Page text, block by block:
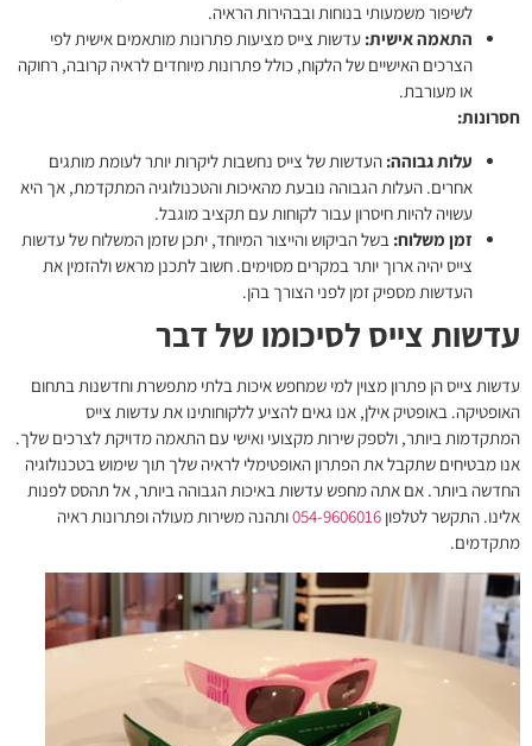
לשיפור משמעותי בנוחות ובבהירות הראיה.
התאמה אישית: עדשות צייס מציעות פתרונות מותאמים אישית לפי
הצרכים האישיים של הלקוח, כולל פתרונות מיוחדים לראיה קרובה, רחוקה
או מעורבת.
חסרונות:
עלות גבוהה: העדשות של צייס נחשבות ליקרות יותר לעומת מותגים
אחרים. העלות הגבוהה נובעת מהאיכות והטכנולוגיה המתקדמת, אך היא
עשויה להיות חיסרון עבור לקוחות עם תקציב מוגבל.
זמן משלוח: בשל הביקוש והייצור המיוחד, יתכן שזמן המשלוח של עדשות
צייס יהיה ארוך יותר במקרים מסוימים. חשוב לתכנן מראש ולהזמין את
העדשות מספיק זמן לפני הצורך בהן.
עדשות צייס לסיכומו של דבר
עדשות צייסהן פתרון מצוין למי שמחפש איכות בלתי מתפשרת וחדשנות בתחום
האופטיקה. באופטיק אילן, אנו גאים להציע ללקוחותינו את עדשות צייס
המתקדמות ביותר, ולספק שירות מקצועי ואישי עם התאמה מדויקת לצרכים שלך.
אנו מבטיחים שתקבל את הפתרון האופטימלי לראיה שלך תוך שימוש בטכנולוגיה
החדשה ביותר. אם אתה מחפש עדשות באיכות הגבוהה ביותר, אל תהסס לפנות
אלינו. התקשר לטלפון 054-9606016ותהנה משירות מעולה ופתרונות ראיה
מתקדמים.